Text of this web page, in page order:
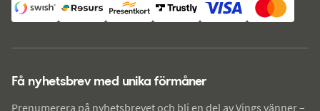
Få nyhetsbrev med unika förmåner
Prenumerera på nyhetsbrevet och bli en del av Vings vänner –